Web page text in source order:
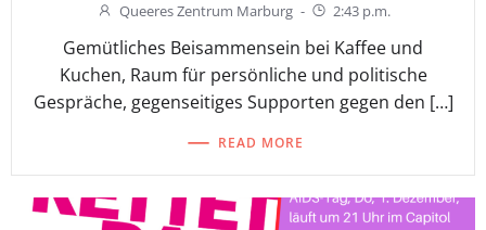
Queeres Zentrum Marburg - 2:43 p.m.
Gemütliches Beisammensein bei Kaffee und
Kuchen, Raum für persönliche und politische
Gespräche, gegenseitiges Supporten gegen den […]
READ MORE